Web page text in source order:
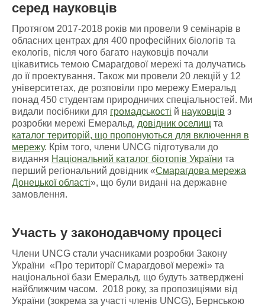
серед науковців
Протягом 2017-2018 років ми провели 9 семінарів в
обласних центрах для 400 професійних біологів та
екологів, після чого багато науковців почали
цікавитись темою Смарагдової мережі та долучатись
до її проектування. Також ми провели 20 лекцій у 12
університетах, де розповіли про мережу Емеральд
понад 450 студентам природничих спеціальностей. Ми
видали посібники для громадськості й науковців з
розробки мережі Емеральд, довідник оселищ та
каталог територій, що пропонуються для включення в
мережу. Крім того, члени UNCG підготували до
видання Національний каталог біотопів України та
перший регіональний довідник «Смарагдова мережа
Донецької області», що були видані на державне
замовлення.
Участь у законодавчому процесі
Члени UNCG стали учасниками розробки Закону
України «Про території Смарагдової мережі» та
національної бази Емеральд, що будуть затверджені
найближчим часом. 2018 року, за пропозиціями від
України (зокрема за участі членів UNCG), Бернською